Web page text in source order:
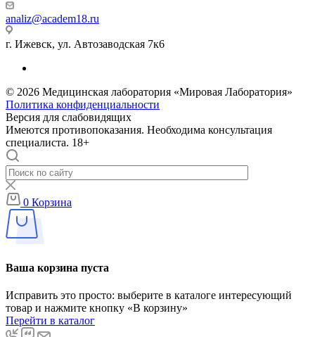
analiz@academ18.ru
г. Ижевск, ул. Автозаводская 7к6
© 2026 Медицинская лаборатория «Мировая Лаборатория»
Политика конфиденциальности
Версия для слабовидящих
Имеются противопоказания. Необходима консультация
специалиста. 18+
0 Корзина
Ваша корзина пуста
Исправить это просто: выберите в каталоге интересующий
товар и нажмите кнопку «В корзину»
Перейти в каталог